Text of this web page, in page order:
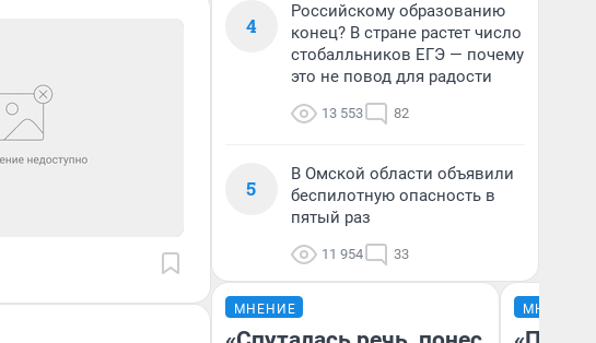
4
Российскому образованию
конец? В стране растет число
стобалльников ЕГЭ — почему
это не повод для радости
13 553 82
5
В Омской области объявили
беспилотную опасность в
пятый раз
11 954 33
МНЕНИЕ МНЕНИЕ